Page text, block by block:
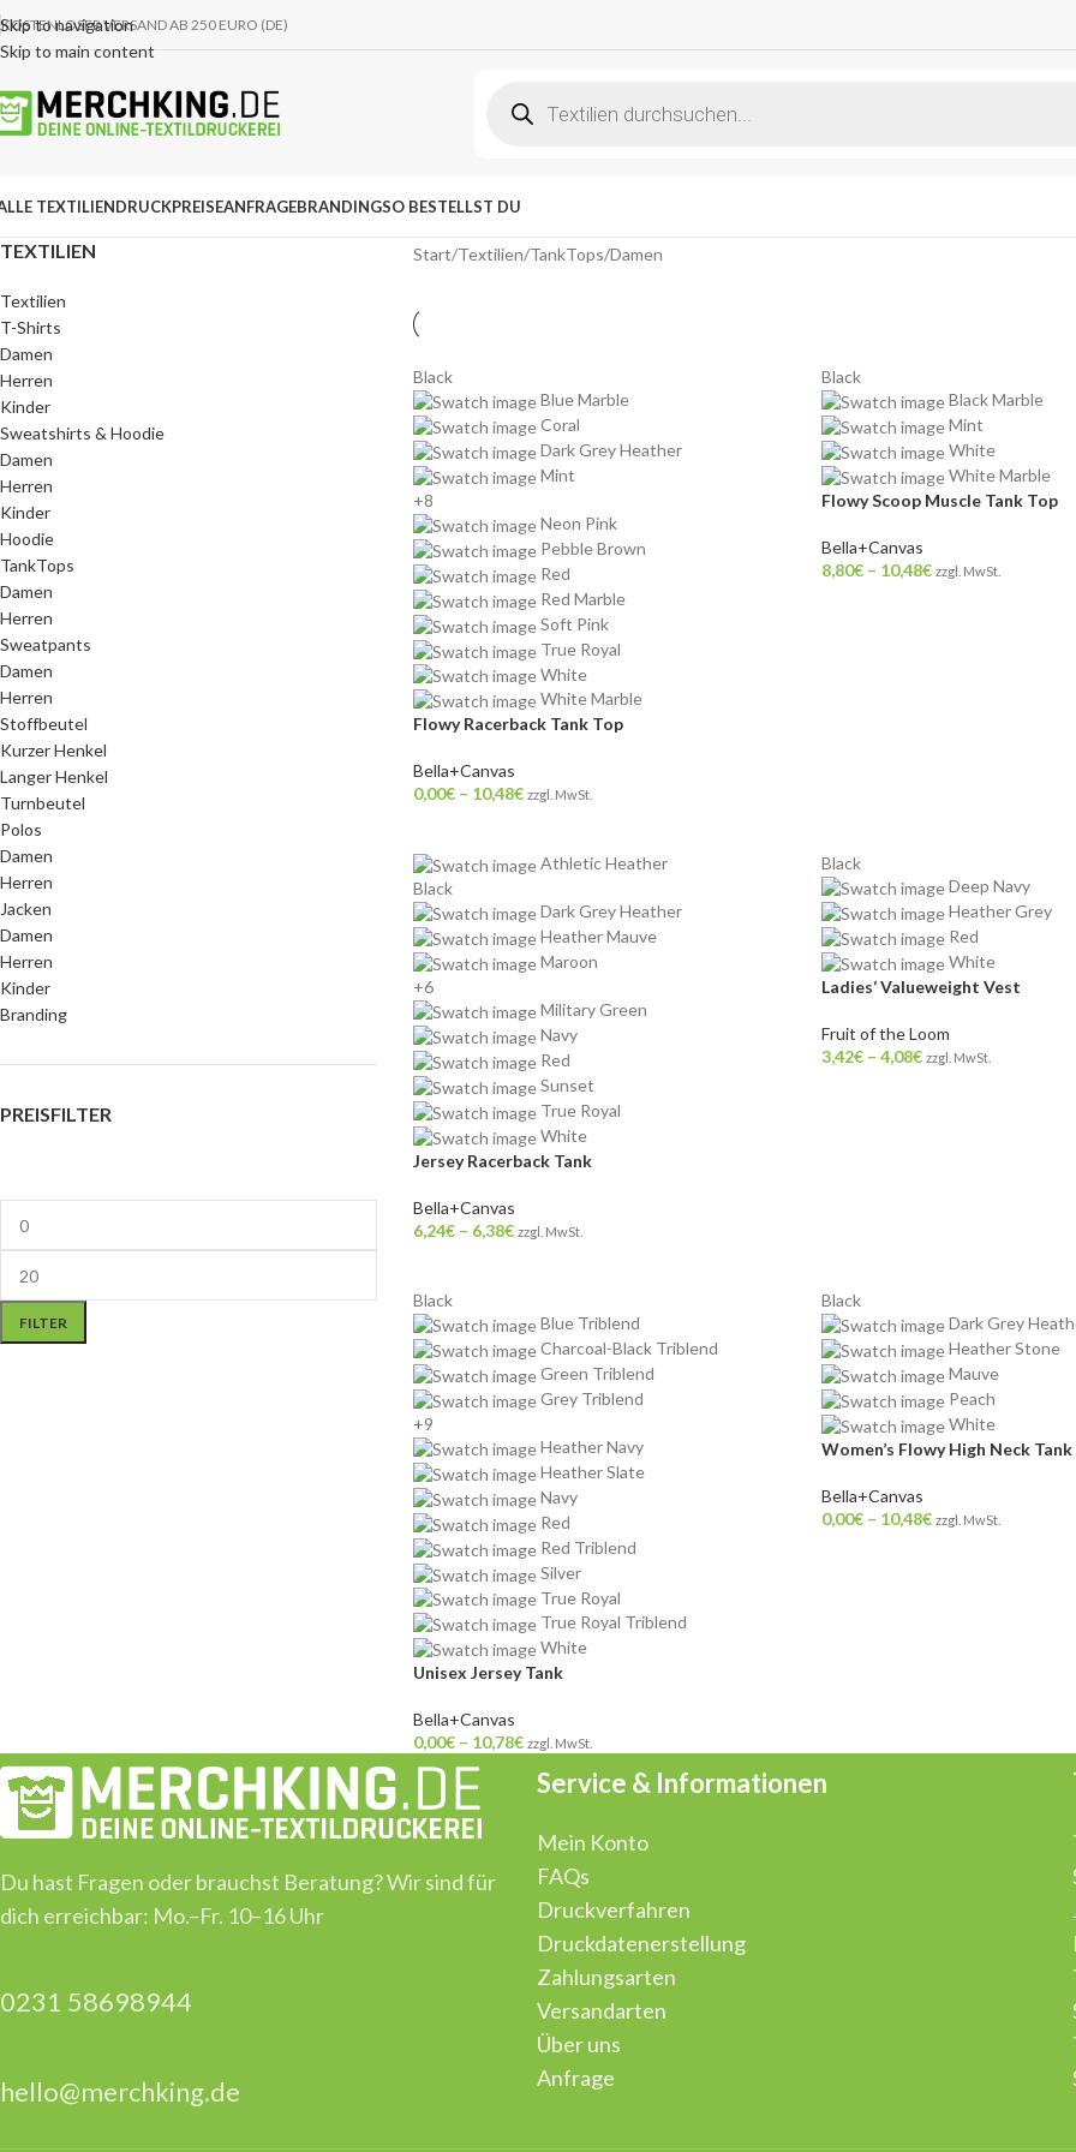
Skip to navigation
Skip to main content
KOSTENLOSER VERSAND AB 250 EURO (DE)
TEXTILIENDRUCKPREISEANFRAGEBRANDINGSO BESTELLST DU
TEXTILIEN
Textilien
T-Shirts
Damen
Herren
Kinder
Sweatshirts & Hoodie
Damen
Herren
Kinder
Hoodie
TankTops
Damen
Herren
Sweatpants
Damen
Herren
Stoffbeutel
Kurzer Henkel
Langer Henkel
Turnbeutel
Polos
Damen
Herren
Jacken
Damen
Herren
Kinder
Branding
PREISFILTER
FILTER
Start Textilien TankTops Damen
Black
Blue Marble
Coral
Dark Grey Heather
Mint
+8
Neon Pink
Pebble Brown
Red
Red Marble
Soft Pink
True Royal
White
White Marble
Flowy Racerback Tank Top
Bella+Canvas
0,00€ – 10,48€ zzgl. MwSt.
Black
Black Marble
Mint
White
White Marble
Flowy Scoop Muscle Tank Top
Bella+Canvas
8,80€ – 10,48€ zzgl. MwSt.
Athletic Heather
Black
Dark Grey Heather
Heather Mauve
Maroon
+6
Military Green
Navy
Red
Sunset
True Royal
White
Jersey Racerback Tank
Bella+Canvas
6,24€ – 6,38€ zzgl. MwSt.
Black
Deep Navy
Heather Grey
Red
White
Ladies‘ Valueweight Vest
Fruit of the Loom
3,42€ – 4,08€ zzgl. MwSt.
Black
Blue Triblend
Charcoal-Black Triblend
Green Triblend
Grey Triblend
+9
Heather Navy
Heather Slate
Navy
Red
Red Triblend
Silver
True Royal
True Royal Triblend
White
Unisex Jersey Tank
Bella+Canvas
0,00€ – 10,78€ zzgl. MwSt.
Black
Dark Grey
Heather Stone
Mauve
Peach
White
Women’s Flowy High Neck Tank
Bella+Canvas
0,00€ – 10,48€ zzgl. MwSt.
Du hast Fragen oder brauchst Beratung? Wir sind für
dich erreichbar: Mo.–Fr. 10–16 Uhr
0231 58698944
hello@merchking.de
Service & Informationen
Mein Konto
FAQs
Druckverfahren
Druckdatenerstellung
Zahlungsarten
Versandarten
Über uns
Anfrage